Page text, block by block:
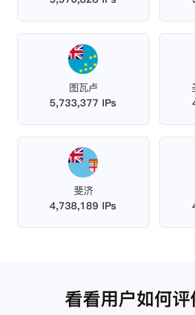
图瓦卢
5,733,377 IPs
斐济
4,738,189 IPs
看看用户如何